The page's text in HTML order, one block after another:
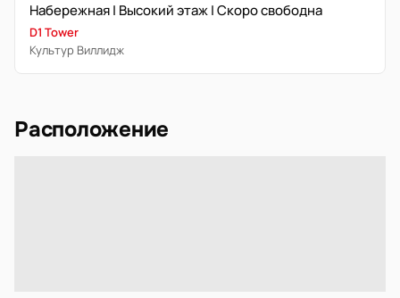
Набережная | Высокий этаж | Скоро свободна
D1 Tower
Культур Виллидж
Расположение